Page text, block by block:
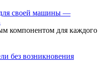
своей машины —
компонентом для каждого
без возникновения